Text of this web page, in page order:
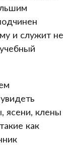
и служит не
ясени, клены
как